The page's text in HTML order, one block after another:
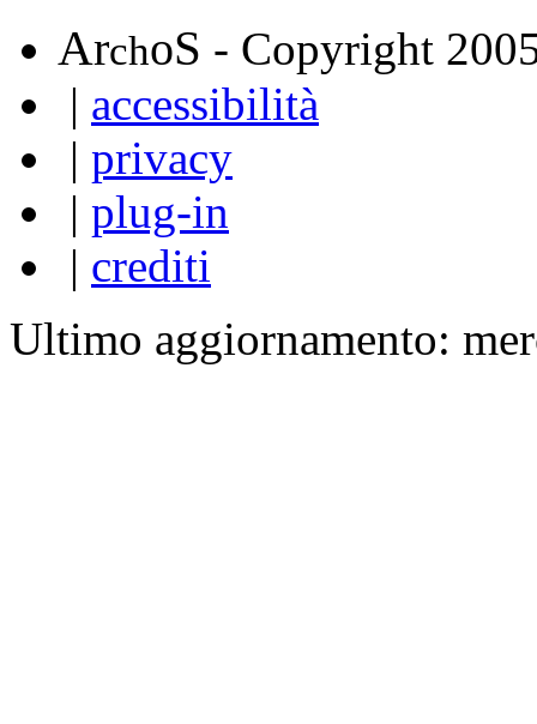
ArchoS - Copyright
| accessibilità
| privacy
| plug-in
| crediti
Ultimo aggiornamento: